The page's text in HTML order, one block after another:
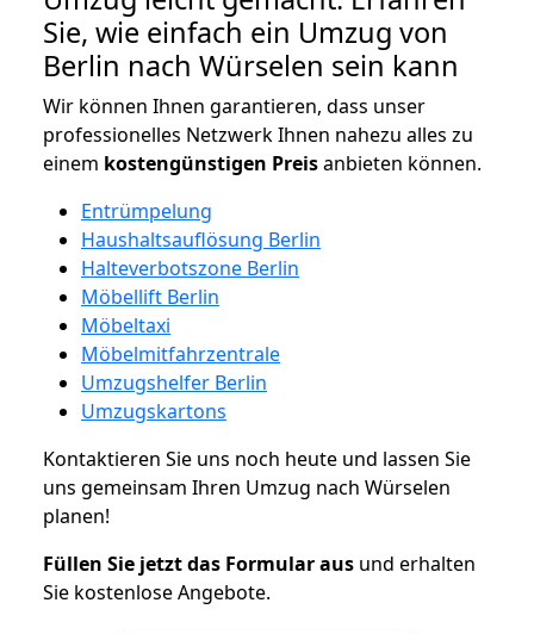
Sie, wie einfach ein Umzug von
Berlin nach Würselen sein kann
Wir können Ihnen garantieren, dass unser
professionelles Netzwerk Ihnen nahezu alles zu
einem kostengünstigen Preisanbieten können.
Entrümpelung
Haushaltsauflösung Berlin
Halteverbotszone Berlin
Möbellift Berlin
Möbeltaxi
Möbelmitfahrzentrale
Umzugshelfer Berlin
Umzugskartons
Kontaktieren Sie uns noch heute und lassen Sie
uns gemeinsam Ihren Umzug nach Würselen
planen!
Füllen Sie jetzt das Formular aus und erhalten
Sie kostenlose Angebote.